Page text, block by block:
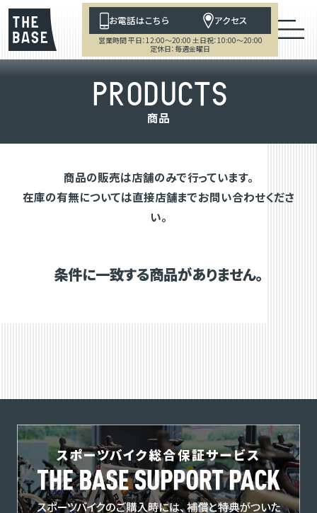
お電話はこちら アクセス
営業時間 平日：12:00～20:00 土日祝：10:00～20:00
定休日：毎週金曜日
PRODUCTS
商品
商品の販売は店舗のみで行っています。
在庫の有無については直接店舗までお問い合わせくださ
い。
条件に一致する商品がありません。